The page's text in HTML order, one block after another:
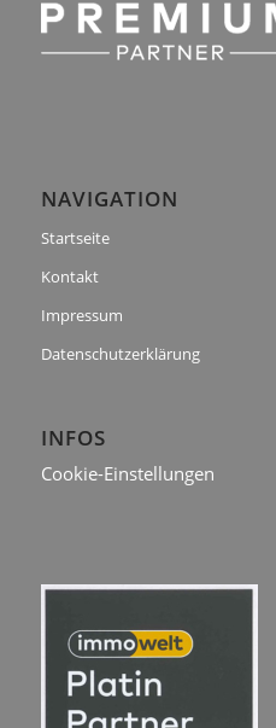
NAVIGATION
Startseite
Kontakt
Impressum
Datenschutzerklärung
INFOS
Cookie-Einstellungen